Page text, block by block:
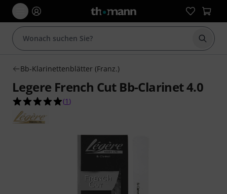
Suche
Bb-Klarinettenblätter (Franz.)
Legere French Cut Bb-Clarinet 4.0
5.0 von 5 Sternen aus 1 Kundenbewertungen
(1 )